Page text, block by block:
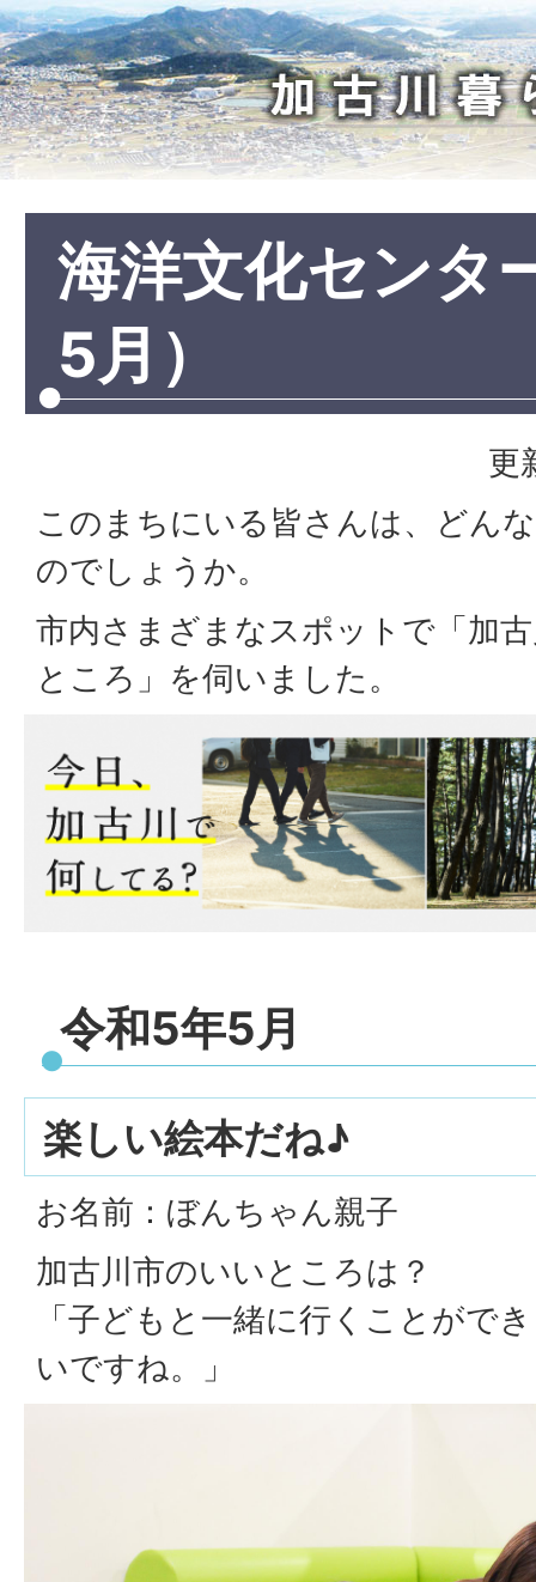
加
古
川
暮
ら
海洋文化センタ
5月）
更
このまちにいる皆さんは、どん
のでしょうか。
市内さまざまなスポットで「加
ところ」を伺いました。
令和5年5月
楽しい絵本だね♪
お名前：ぼんちゃん親子
加古川市のいいところは？
「子どもと一緒に行くことがで
いですね。」